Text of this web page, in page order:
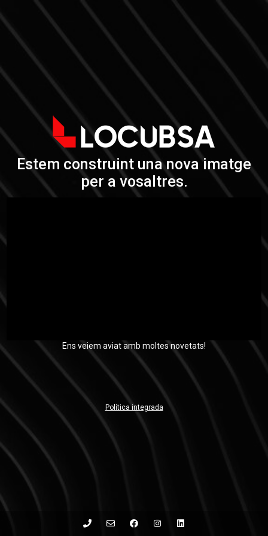
Estem construint una nova imatge
per a vosaltres.
Ens veiem aviat amb moltes novetats!
Política integrada